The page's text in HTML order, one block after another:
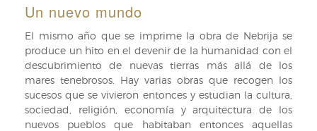
1492.
Colofón
Un nuevo mundo
El mismo año que se imprime la obra de Nebrija se
produce un hito en el devenir de la humanidad con el
descubrimiento de nuevas tierras más allá de los
mares tenebrosos. Hay varias obras que recogen los
sucesos que se vivieron entonces y estudian la cultura,
sociedad, religión, economía y arquitectura de los
nuevos pueblos que habitaban entonces aquellas